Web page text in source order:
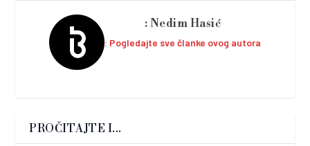
Nedim Hasić
Pogledajte sve članke ovog autora
PROČITAJTE I...